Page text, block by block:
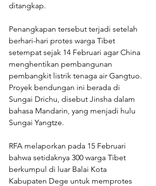
ditangkap.
Penangkapan tersebut terjadi setelah
berhari-hari protes warga Tibet
setempat sejak 14 Februari agar China
menghentikan pembangunan
pembangkit listrik tenaga air Gangtuo.
Proyek bendungan ini berada di
Sungai Drichu, disebut Jinsha dalam
bahasa Mandarin, yang menjadi hulu
Sungai Yangtze.
RFA melaporkan pada 15 Februari
bahwa setidaknya 300 warga Tibet
berkumpul di luar Balai Kota
Kabupaten Dege untuk memprotes